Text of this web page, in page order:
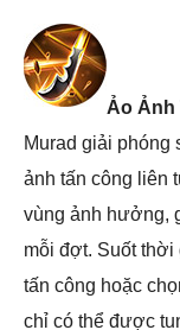
Ảo Ảnh
Murad giải phóng
ảnh tấn công liên
vùng ảnh hưởng,
mỗi đợt. Suốt thời
tấn công hoặc
chỉ có thể được